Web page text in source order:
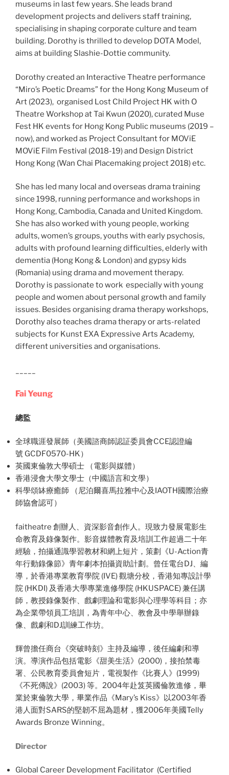
museums in last few years. She leads brand
development projects and delivers staff training,
specialising in shaping corporate culture and team
building. Dorothy is thrilled to develop DOTA Model,
aims at building Slashie-Dottie community.
Dorothy created an Interactive Theatre performance
“Miro’s Poetic Dreams” for the Hong Kong Museum of
Art (2023), organised Lost Child Project HK with O
Theatre Workshop at Tai Kwun (2020), curated Muse
Fest HK events for Hong Kong Public museums (2019 –
now), and worked as Project Consultant for MOViE
MOViE Film Festival (2018-19) and Design District
Hong Kong (Wan Chai Placemaking project 2018) etc.
She has led many local and overseas drama training
since 1998, running performance and workshops in
Hong Kong, Cambodia, Canada and United Kingdom.
She has also worked with young people, working
adults, women’s groups, youths with early psychosis,
adults with profound learning difficulties, elderly with
dementia (Hong Kong & London) and gypsy kids
(Romania) using drama and movement therapy.
Dorothy is passionate to work especially with young
people and women about personal growth and family
issues. Besides organising drama therapy workshops,
Dorothy also teaches drama therapy or arts-related
subjects for Kunst EXA Expressive Arts Academy,
different universities and organisations.
Fai Yeung
總監
全球職涯發展師（美國諮商師認証委員會CCE認證編
號 GCDF0570-HK）
英國東倫敦大學碩士 （電影與媒體）
香港浸會大學文學士（中國語言和文學）
科學頌缽療癒師 （尼泊爾喜馬拉雅中心及IAOTH國際治療
師協會認可）
faitheatre 創辦人、資深影音創作人。現致力發展電影生
命教育及錄像製作。影音媒體教育及培訓工作超過二十年
經驗，拍攝通識學習教材和網上短片，策劃《U-Action青
年行動錄像節》青年劇本拍攝資助計劃。曾任電台DJ、編
導，於香港專業教育學院 (IVE) 觀塘分校，香港知專設計學
院 (HKDI) 及香港大學專業進修學院 (HKUSPACE) 兼任講
師，教授錄像製作、戲劇理論和電影與心理學等科目；亦
為企業帶領員工培訓，為青年中心、教會及中學舉辦錄
像、戲劇和DJ訓練工作坊。
輝曾擔任商台《突破時刻》主持及編導，後任編劇和導
演。導演作品包括電影《甜美生活》(2000)，接拍禁毒
署、公民教育委員會短片，電視製作《比賽人》(1999)
《不死傳說》(2003) 等。2004年赴笈英國倫敦進修，畢
業於東倫敦大學，畢業作品《Mary’s Kiss》以2003年香
港人面對SARS的堅韌不屈為題材，獲2006年美國Telly
Awards Bronze Winning。
Director
Global Career Development Facilitator (Certified